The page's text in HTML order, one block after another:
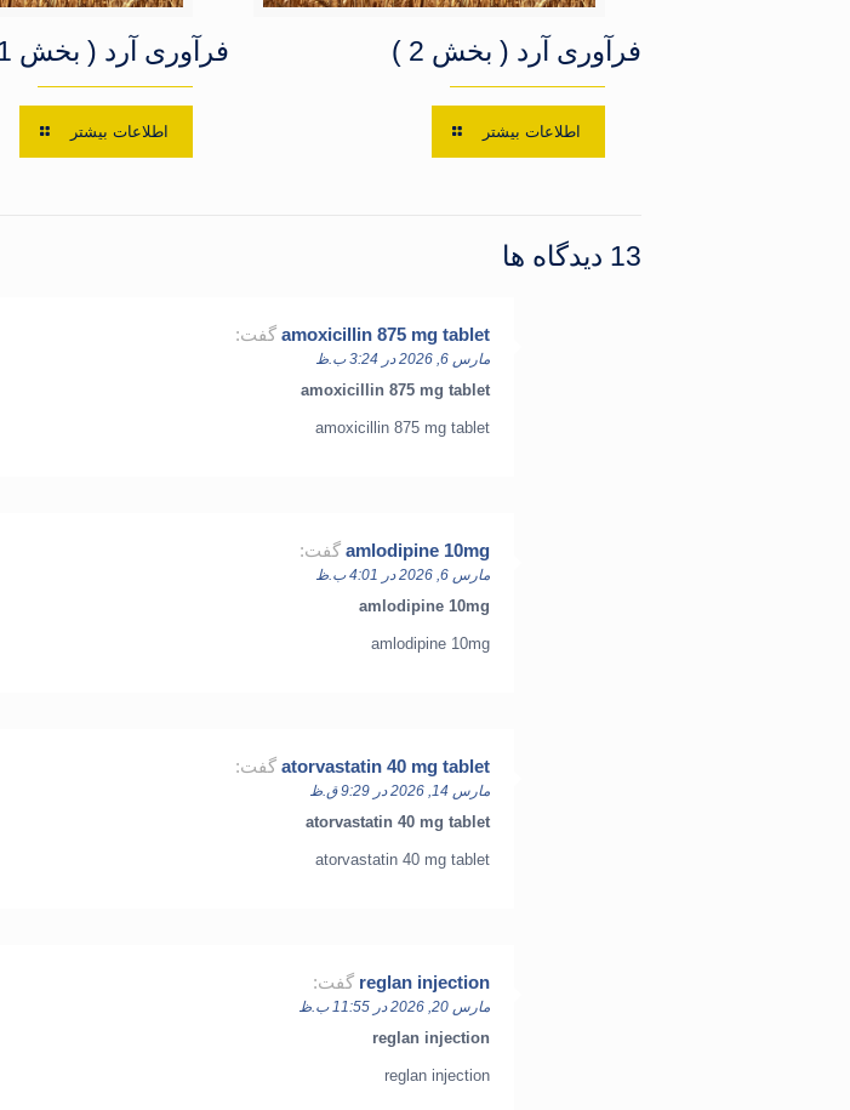
فرآوری آرد ( بخش 2 )
اطلاعات بیشتر
فرآوری آرد ( بخش 1 )
اطلاعات بیشتر
13 دیدگاه ها
amoxicillin 875 mg tablet گفت:
مارس 6, 2026 در 3:24 ب.ظ
amoxicillin 875 mg tablet
amoxicillin 875 mg tablet
amlodipine 10mg گفت:
مارس 6, 2026 در 4:01 ب.ظ
amlodipine 10mg
amlodipine 10mg
atorvastatin 40 mg tablet گفت:
مارس 14, 2026 در 9:29 ق.ظ
atorvastatin 40 mg tablet
atorvastatin 40 mg tablet
reglan injection گفت:
مارس 20, 2026 در 11:55 ب.ظ
reglan injection
reglan injection